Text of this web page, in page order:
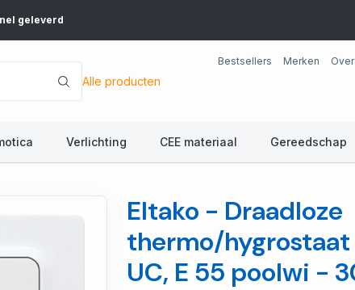
geleverd
Alle producten
Bestsellers Merken
Verlichting CEE materiaal Gereedschap
Eltako - Draadloze
thermo/hygrostaat
UC, E 55 poolwi -